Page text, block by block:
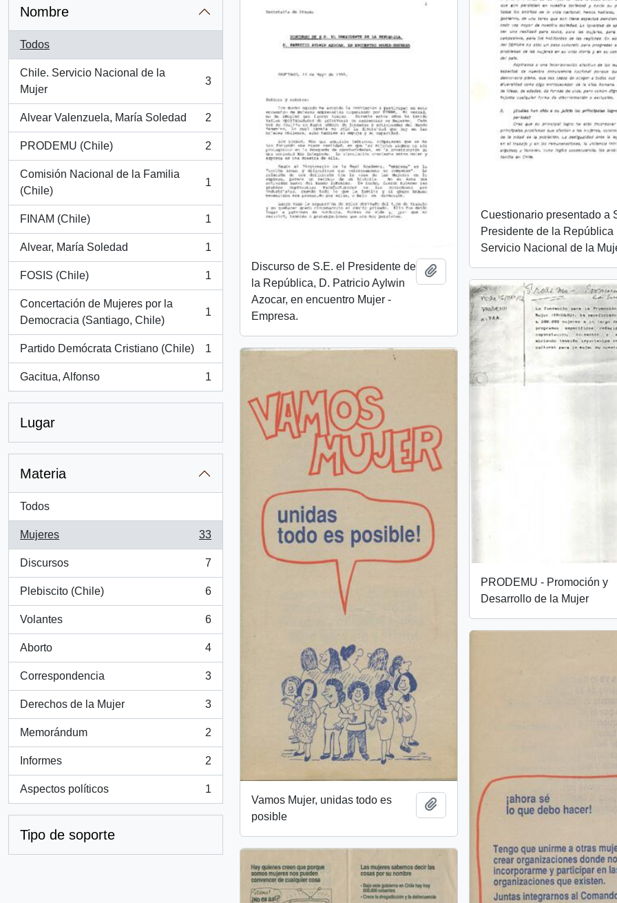
Nombre
Todos
Chile. Servicio Nacional de la
Mujer
, 3 resultados
3
Alvear Valenzuela, María Soledad
, 2 resultados
2
PRODEMU (Chile)
, 2 resultados
2
Comisión Nacional de la Familia
(Chile)
, 1 resultados
1
FINAM (Chile)
, 1 resultados
1
Alvear, María Soledad
, 1 resultados
1
FOSIS (Chile)
, 1 resultados
1
Concertación de Mujeres por la
Democracia (Santiago, Chile)
, 1 resultados
1
Partido Demócrata Cristiano (Chile)
, 1 resultados
1
Gacitua, Alfonso
, 1 resultados
1
Lugar
Materia
Todos
Mujeres
, 33 resultados
33
Discursos
, 7 resultados
7
Plebiscito (Chile)
, 6 resultados
6
Volantes
, 6 resultados
6
Aborto
, 4 resultados
4
Correspondencia
, 3 resultados
3
Derechos de la Mujer
, 3 resultados
3
Memorándum
, 2 resultados
2
Informes
, 2 resultados
2
Aspectos políticos
, 1 resultados
1
Tipo de soporte
Cuestionario presentado a
Presidente de la República
Servicio Nacional de la
Discurso de S.E. el Presidente de
la República, D. Patricio Aylwin
Azocar, en encuentro Mujer -
Empresa.
Añadir al portapapeles
PRODEMU - Promoción y
Desarrollo de la Mujer
Vamos Mujer, unidas todo es
posible
Añadir al portapapeles